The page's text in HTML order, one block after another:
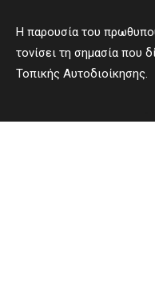
Η παρουσία του
τονίσει τη σημασία που
Τοπικής Αυτοδιοίκησης.